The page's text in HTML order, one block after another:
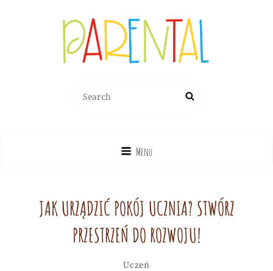
Dziecko, Rodzina, Wychowanie
for:
Menu
JAK URZĄDZIĆ POKÓJ UCZNIA? STWÓRZ
PRZESTRZEŃ DO ROZWOJU!
Categories
Uczeń